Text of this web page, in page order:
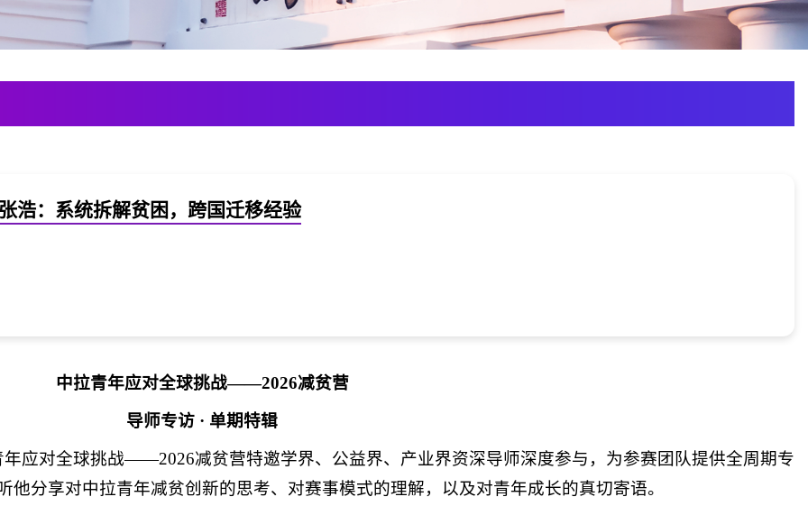
浩：系统拆解贫困，跨国迁移经验
中拉青年应对全球挑战——2026减贫营
导师专访 · 单期特辑
应对全球挑战——2026减贫营特邀学界、公益界、产业界资深导师深度参与，为参赛团队提供全周期专
他分享对中拉青年减贫创新的思考、对赛事模式的理解，以及对青年成长的真切寄语。